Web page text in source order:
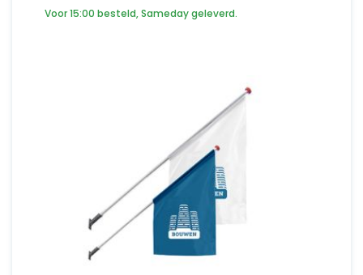
Voor 15:00 besteld, Sameday geleverd.